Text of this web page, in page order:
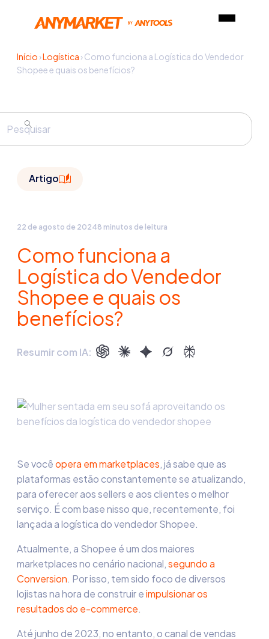
Início ›Logística ›Como funciona a Logística do Vendedor
Shopee e quais os benefícios?
Artigo
22 de agosto de 20248 minutos de leitura
Como funciona a
Logística do Vendedor
Shopee e quais os
benefícios?
Resumir com IA:
Se vocêopera em marketplaces, já sabe que as
plataformas estão constantemente se atualizando,
para oferecer aos sellers e aos clientes o melhor
serviço. É com base nisso que, recentemente, foi
lançada alogística do vendedor Shopee.
Atualmente, a Shopee é um dos maiores
marketplaces no cenário nacional,segundo a
Conversion. Por isso, tem sido foco de diversos
lojistas na hora de construir eimpulsionar os
resultados do e-commerce.
Até junho de 2023, no entanto, o canal de vendas